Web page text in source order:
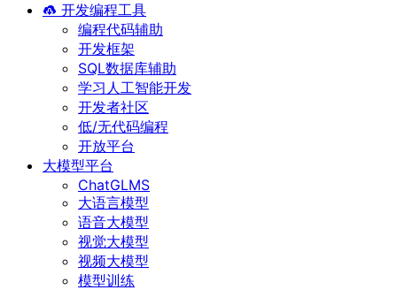
开发编程工具
编程代码辅助
开发框架
SQL数据库辅助
学习人工智能开发
开发者社区
低/无代码编程
开放平台
大模型平台
ChatGLMS
大语言模型
语音大模型
视觉大模型
视频大模型
模型训练